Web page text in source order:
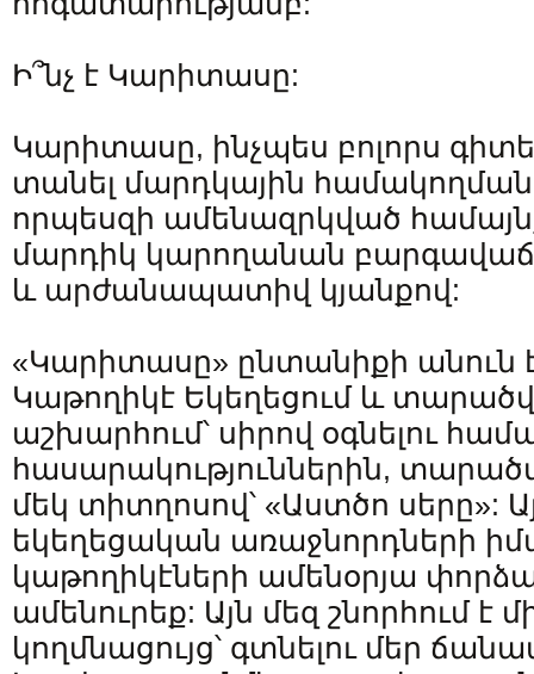
Ի՞նչ է Կարիտասը:
Կարիտասը, ինչպես բոլորս
տանել մարդկային
որպեսզի ամենազրկված
մարդիկ կարողանան
և արժանապատիվ կյանքով:
«Կարիտասը» ընտանիքի անուն
Կաթողիկէ Եկեղեցում և
աշխարհում՝ սիրով օգնելու
հասարակություններին,
մեկ տիտղոսով՝ «Աստծո սերը»:
եկեղեցական առաջնորդների
կաթողիկէների ամենօրյա
ամենուրեք: Այն մեզ շնորհում է
կողմնացույց՝ գտնելու մեր